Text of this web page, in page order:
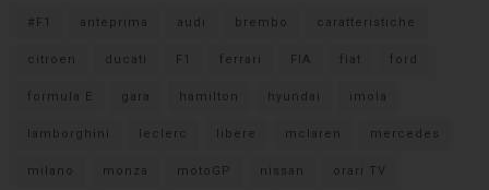
#F1 anteprima audi brembo caratteristiche
citroen ducati F1 ferrari FIA fiat ford
formula E gara hamilton hyundai imola
lamborghini leclerc libere mclaren mercedes
milano monza motoGP nissan orari TV